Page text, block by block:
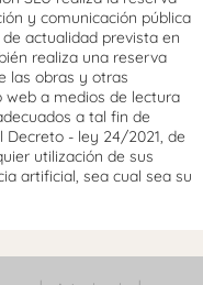
y comunicación pública
actualidad prevista en
realiza una reserva
las obras y otras
web a medios de lectura
a tal fin de
Decreto - ley 24/2021, de
utilización de sus
artificial, sea cual sea su